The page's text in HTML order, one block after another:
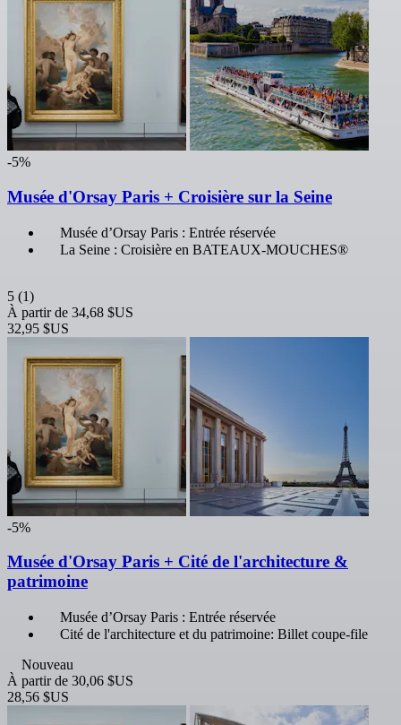
-5%
Musée d'Orsay Paris + Croisière sur la Seine
Musée d’Orsay Paris : Entrée réservée
La Seine : Croisière en BATEAUX-MOUCHES®
5 (1)
À partir de 34,68 $US
32,95 $US
-5%
Musée d'Orsay Paris + Cité de l'architecture &
patrimoine
Musée d’Orsay Paris : Entrée réservée
Cité de l'architecture et du patrimoine: Billet coupe-file
Nouveau
À partir de 30,06 $US
28,56 $US